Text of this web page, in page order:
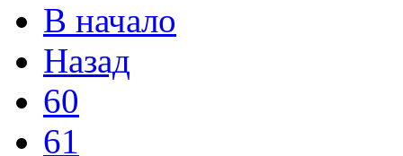
В начало
Назад
60
61